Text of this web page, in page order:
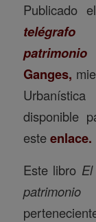
Publicado
patrimonio
Ganges,
disponible
esteenlace.
Este libro
patrimonio